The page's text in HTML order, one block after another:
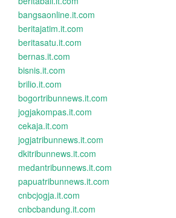
bangsaonline.it.com
beritajatim.it.com
beritasatu.it.com
bernas.it.com
bisnis.it.com
brilio.it.com
bogortribunnews.it.com
jogjakompas.it.com
cekaja.it.com
jogjatribunnews.it.com
dkitribunnews.it.com
medantribunnews.it.com
papuatribunnews.it.com
cnbcjogja.it.com
cnbcbandung.it.com